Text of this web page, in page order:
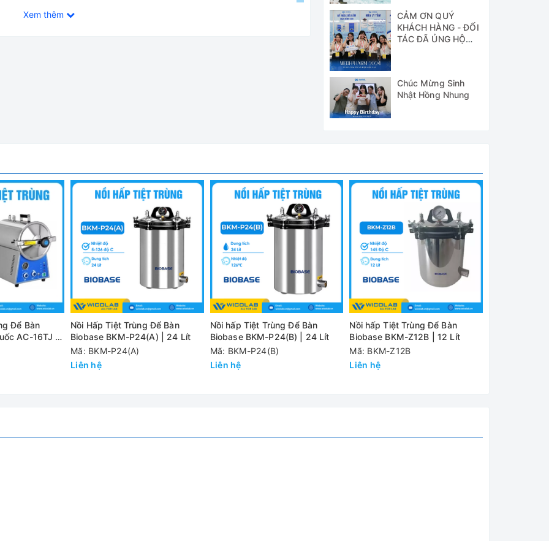
trường nuôi cấy, vật liệu sinh học, thực phẩm…
gia nhiệt.
một cách hiệu quả.
thép không gỉ.
quan sát thuận tiện, hiệu suất đáng tin cậy.
nhiệt, có còi báo động.
Xem thêm
CẢM ƠN QUÝ
KHÁCH HÀNG - ĐỐI
TÁC ĐÃ ỦNG HỘ
Chúc Mừng Sinh
Nhật Hồng Nhung
Để Bàn
AC-16TJ |
Nồi Hấp Tiệt Trùng Để Bàn
Biobase BKM-P24(A) | 24 Lít
Mã: BKM-P24(A)
Liên hệ
Nồi hấp Tiệt Trùng Để Bàn
Biobase BKM-P24(B) | 24 Lít
Mã: BKM-P24(B)
Liên hệ
Nồi hấp Tiệt Trùng Để Bàn
Biobase BKM-Z12B | 12 Lít
Mã: BKM-Z12B
Liên hệ